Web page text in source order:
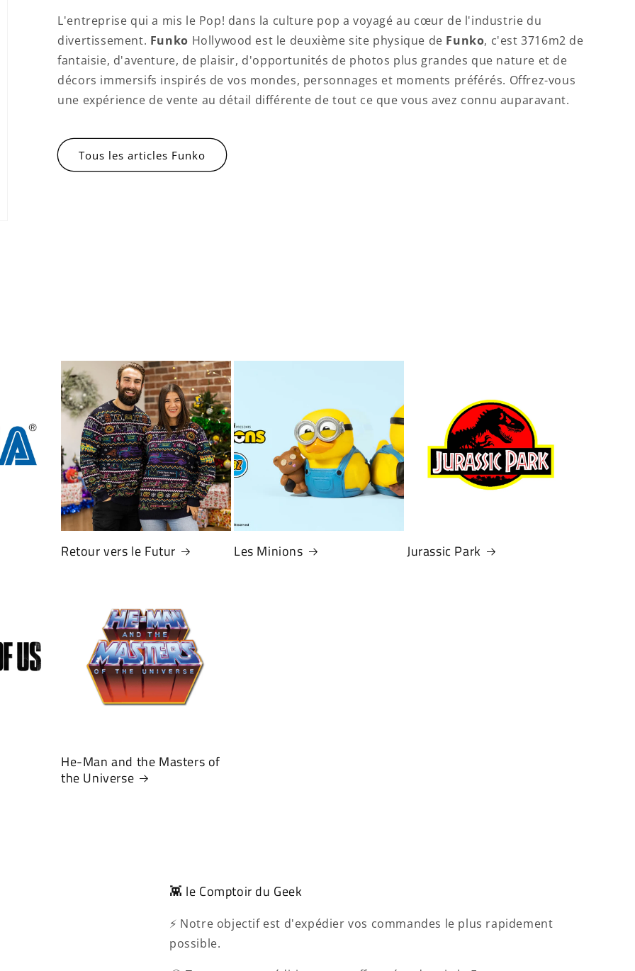
L'entreprise qui a mis le Pop! dans la culture pop a voyagé au cœur de l'industrie du
divertissement. Funko Hollywood est le deuxième site physique de Funko, c'est 3716m2 de
fantaisie, d'aventure, de plaisir, d'opportunités de photos plus grandes que nature et de
décors immersifs inspirés de vos mondes, personnages et moments préférés. Offrez-vous
une expérience de vente au détail différente de tout ce que vous avez connu auparavant.
Tous les articles Funko
Retour vers le Futur Les Minions Jurassic Park
He-Man and the Masters of
the Universe
👾 le Comptoir du Geek
⚡ Notre objectif est d'expédier vos commandes le plus rapidement
possible.
Connexion requise
Connectez-vous à votre compte pour ajouter des
produits à votre liste de souhaits et afficher vos